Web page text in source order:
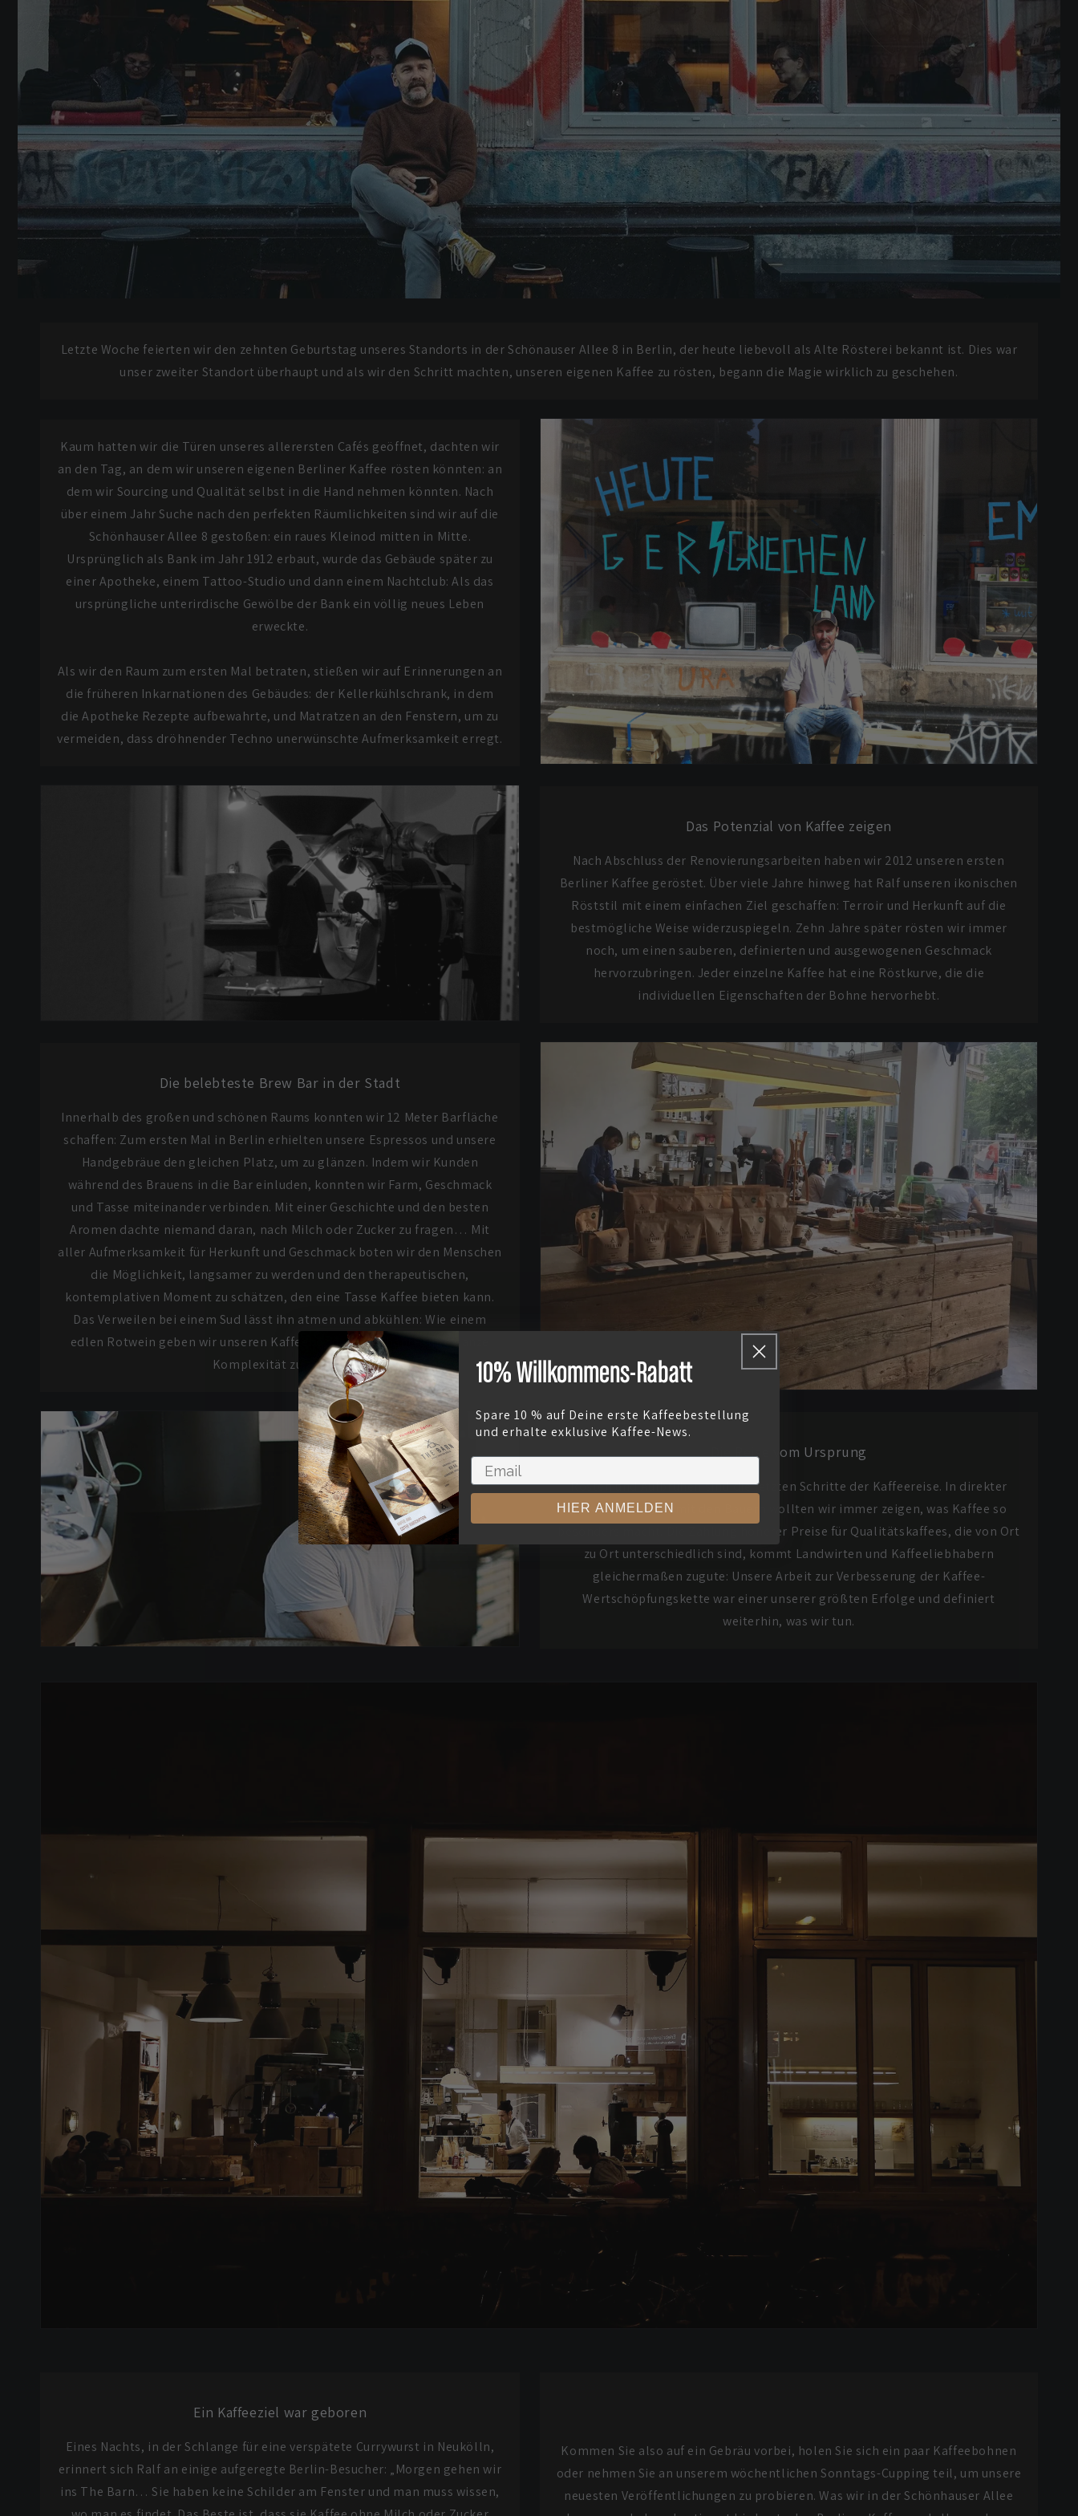
Letzte Woche feierten wir den zehnten Geburtstag unseres Standorts in der Schönauser Allee 8 in Berlin, der heute liebevoll als Alte Rösterei bekannt ist. Dies war
unser zweiter Standort überhaupt und als wir den Schritt machten, unseren eigenen Kaffee zu rösten, begann die Magie wirklich zu geschehen.
Kaum hatten wir die Türen unseres allerersten Cafés geöffnet, dachten wir
an den Tag, an dem wir unseren eigenen Berliner Kaffee rösten könnten: an
dem wir Sourcing und Qualität selbst in die Hand nehmen könnten. Nach
über einem Jahr Suche nach den perfekten Räumlichkeiten sind wir auf die
Schönhauser Allee 8 gestoßen: ein raues Kleinod mitten in Mitte.
Ursprünglich als Bank im Jahr 1912 erbaut, wurde das Gebäude später zu
einer Apotheke, einem Tattoo-Studio und dann einem Nachtclub: Als das
ursprüngliche unterirdische Gewölbe der Bank ein völlig neues Leben
erweckte.
Als wir den Raum zum ersten Mal betraten, stießen wir auf Erinnerungen an
die früheren Inkarnationen des Gebäudes: der Kellerkühlschrank, in dem
die Apotheke Rezepte aufbewahrte, und Matratzen an den Fenstern, um zu
vermeiden, dass dröhnender Techno unerwünschte Aufmerksamkeit erregt.
Das Potenzial von Kaffee zeigen
Nach Abschluss der Renovierungsarbeiten haben wir 2012 unseren ersten
Berliner Kaffee geröstet. Über viele Jahre hinweg hat Ralf unseren ikonischen
Röststil mit einem einfachen Ziel geschaffen: Terroir und Herkunft auf die
bestmögliche Weise widerzuspiegeln. Zehn Jahre später rösten wir immer
noch, um einen sauberen, definierten und ausgewogenen Geschmack
hervorzubringen. Jeder einzelne Kaffee hat eine Röstkurve, die die
individuellen Eigenschaften der Bohne hervorhebt.
Die belebteste Brew Bar in der Stadt
Innerhalb des großen und schönen Raums konnten wir 12 Meter Barfläche
schaffen: Zum ersten Mal in Berlin erhielten unsere Espressos und unsere
Handgebräue den gleichen Platz, um zu glänzen. Indem wir Kunden
während des Brauens in die Bar einluden, konnten wir Farm, Geschmack
und Tasse miteinander verbinden. Mit einer Geschichte und den besten
Aromen dachte niemand daran, nach Milch oder Zucker zu fragen… Mit
aller Aufmerksamkeit für Herkunft und Geschmack boten wir den Menschen
die Möglichkeit, langsamer zu werden und den therapeutischen,
kontemplativen Moment zu schätzen, den eine Tasse Kaffee bieten kann.
Das Verweilen bei einem Sud lässt ihn atmen und abkühlen: Wie einem
edlen Rotwein geben wir unseren Kaffeebohnen die Chance, ihre ganze
Komplexität zu zeigen.
Die Reise vom Ursprung
Rösten und Aufbrühen sind die letzten Schritte der Kaffeereise. In direkter
Zusammenarbeit mit den Bauern wollten wir immer zeigen, was Kaffee so
besonders macht. Die Zahlung höherer Preise für Qualitätskaffees, die von Ort
zu Ort unterschiedlich sind, kommt Landwirten und Kaffeeliebhabern
gleichermaßen zugute: Unsere Arbeit zur Verbesserung der Kaffee-
Wertschöpfungskette war einer unserer größten Erfolge und definiert
weiterhin, was wir tun.
Ein Kaffeeziel war geboren
Eines Nachts, in der Schlange für eine verspätete Currywurst in Neukölln,
erinnert sich Ralf an einige aufgeregte Berlin-Besucher: „Morgen gehen wir
ins The Barn… Sie haben keine Schilder am Fenster und man muss wissen,
Kommen Sie also auf ein Gebräu vorbei, holen Sie sich ein paar Kaffeebohnen
oder nehmen Sie an unserem wöchentlichen Sonntags-Cupping teil, um unsere
neuesten Veröffentlichungen zu probieren. Was wir in der Schönhauser Allee
10% Willkommens-Rabatt
Spare 10 % auf Deine erste Kaffeebestellung
und erhalte exklusive Kaffee-News.
HIER ANMELDEN